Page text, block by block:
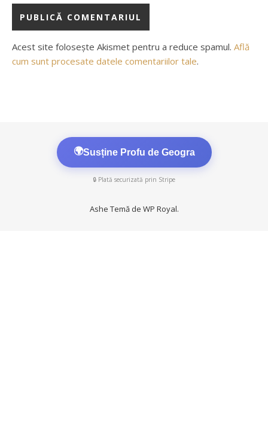
Acest site folosește Akismet pentru a reduce spamul. Află
cum sunt procesate datele comentariilor tale.
🌍Susține Profu de Geogra
🔒 Plată securizată prin Stripe
Ashe Temă de WP Royal.